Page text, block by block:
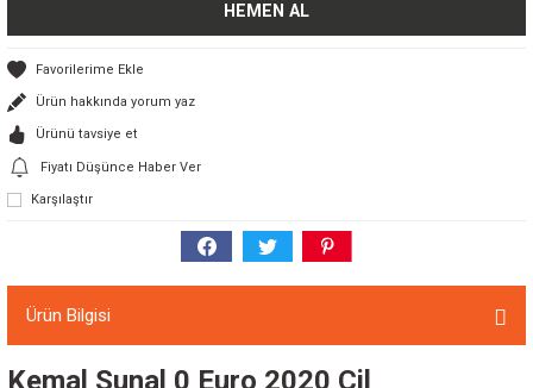
HEMEN AL
Ürün hakkında yorum yaz
Ürünü tavsiye et
Fiyatı Düşünce Haber Ver
Karşılaştır
Ürün Bilgisi
Kemal Sunal 0 Euro 2020 Çil